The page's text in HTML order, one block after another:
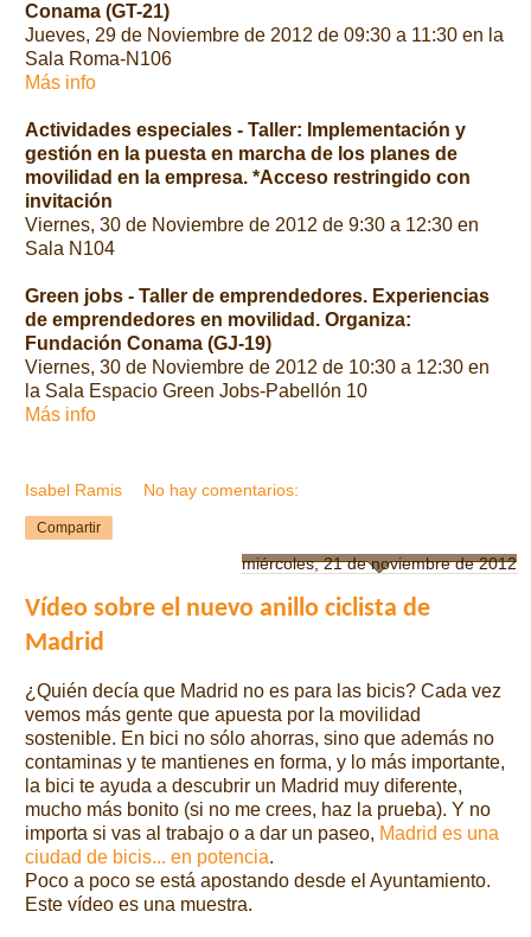
Conama (GT-21)
Jueves, 29 de Noviembre de 2012 de 09:30 a 11:30 en la
Sala Roma-N106
Más info
Actividades especiales - Taller: Implementación y
gestión en la puesta en marcha de los planes de
movilidad en la empresa. *Acceso restringido con
invitación
Viernes, 30 de Noviembre de 2012 de 9:30 a 12:30 en
Sala N104
Green jobs - Taller de emprendedores. Experiencias
de emprendedores en movilidad. Organiza:
Fundación Conama (GJ-19)
Viernes, 30 de Noviembre de 2012 de 10:30 a 12:30 en
la Sala Espacio Green Jobs-Pabellón 10
Más info
Isabel Ramis No hay comentarios:
Compartir
miércoles, 21 de noviembre de 2012
Vídeo sobre el nuevo anillo ciclista de
Madrid
¿Quién decía que Madrid no es para las bicis? Cada vez
vemos más gente que apuesta por la movilidad
sostenible. En bici no sólo ahorras, sino que además no
contaminas y te mantienes en forma, y lo más importante,
la bici te ayuda a descubrir un Madrid muy diferente,
mucho más bonito (si no me crees, haz la prueba). Y no
importa si vas al trabajo o a dar un paseo, Madrid es una
ciudad de bicis... en potencia.
Poco a poco se está apostando desde el Ayuntamiento.
Este vídeo es una muestra.